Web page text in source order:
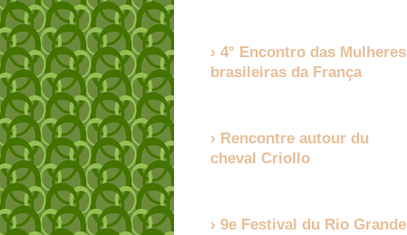
4° Encontro das Mulheres
brasileiras da França
Rencontre autour du
cheval Criollo
9e Festival du Rio Grande